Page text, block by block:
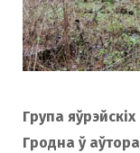
Група
Гродна ў